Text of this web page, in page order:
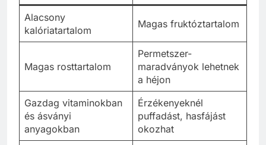
Alacsony
kalóriatartalom
Magas fruktóztartalom
Magas rosttartalom
Permetszer-
maradványok lehetnek
a héjon
Gazdag vitaminokban
és ásványi
anyagokban
Érzékenyeknél
puffadást, hasfájást
okozhat